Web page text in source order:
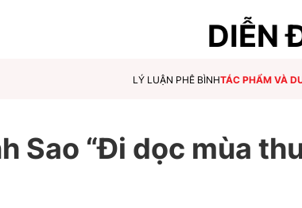
DIỄN
LÝ LUẬN PHÊ BÌNHTÁC PHẨM VÀ
Sao “Đi dọc mùa